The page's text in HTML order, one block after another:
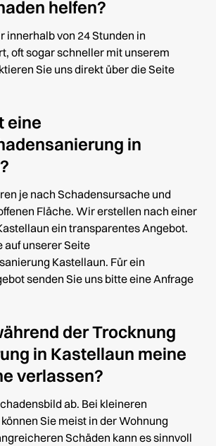
helfen?
innerhalb von 24 Stunden in
oft sogar schneller mit unserem
Sie uns direkt über die Seite
eine
in
je nach Schadensursache und
Fläche. Wir erstellen nach einer
ein transparentes Angebot.
auf unserer Seite
Kastellaun. Für ein
senden Sie uns bitte eine Anfrage
der Trocknung
in Kastellaun meine
verlassen?
ab. Bei kleineren
Sie meist in der Wohnung
Schäden kann es sinnvoll